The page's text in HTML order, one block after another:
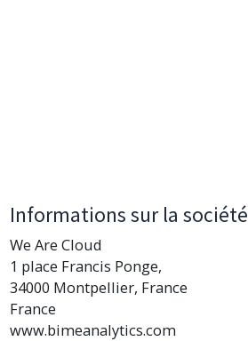
Informations sur la société
We Are Cloud
1 place Francis Ponge,
34000 Montpellier, France
France
www.bimeanalytics.com